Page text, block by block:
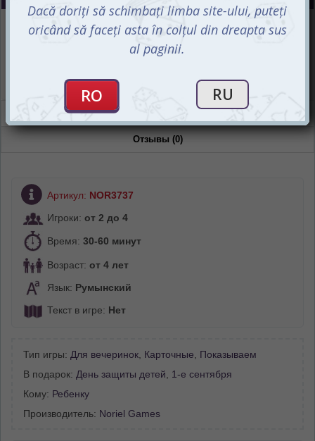
Интернет-магазин
Ожидается
Ожидается
Отзывы (0)
Артикул: NOR3737
Игроки: от 2 до 4
Время: 30-60 минут
Возраст: от 4 лет
Язык: Румынский
Текст в игре: Нет
Тип игры: Для вечеринок Карточные
Показываем
В подарок: День защиты детей
1-е сентября
Кому: Ребенку
Производитель: Noriel Games